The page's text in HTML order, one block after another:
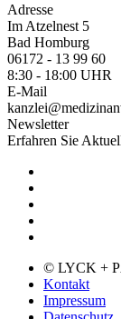
Adresse
Im Atzelnest 5
Bad Homburg
06172 - 13 99 60
8:30 - 18:00 UHR
E-Mail
Newsletter
Erfahren Sie
© LYCK +
Kontakt
Impressum